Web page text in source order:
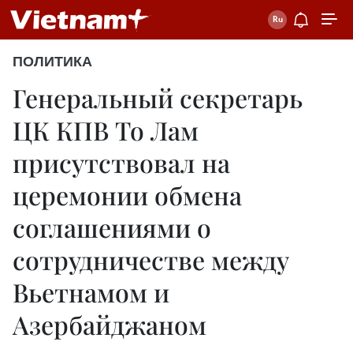
ПОЛИТИКА
Генеральный секретарь
ЦК КПВ То Лам
присутствовал на
церемонии обмена
соглашениями о
сотрудничестве между
Вьетнамом и
Азербайджаном